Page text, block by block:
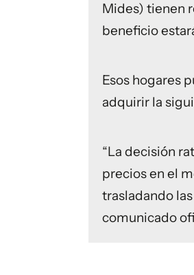
Mides) tienen
beneficio
Esos hogares
adquirir la
“La decisión
precios en el
trasladando
comunicado